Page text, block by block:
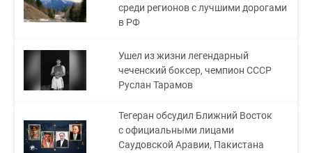
среди регионов с лучшими дорогами
в РФ
Ушел из жизни легендарный
чеченский боксер, чемпион СССР
Руслан Тарамов
Тегеран обсудил Ближний Восток
с официальными лицами
Саудовской Аравии, Пакистана